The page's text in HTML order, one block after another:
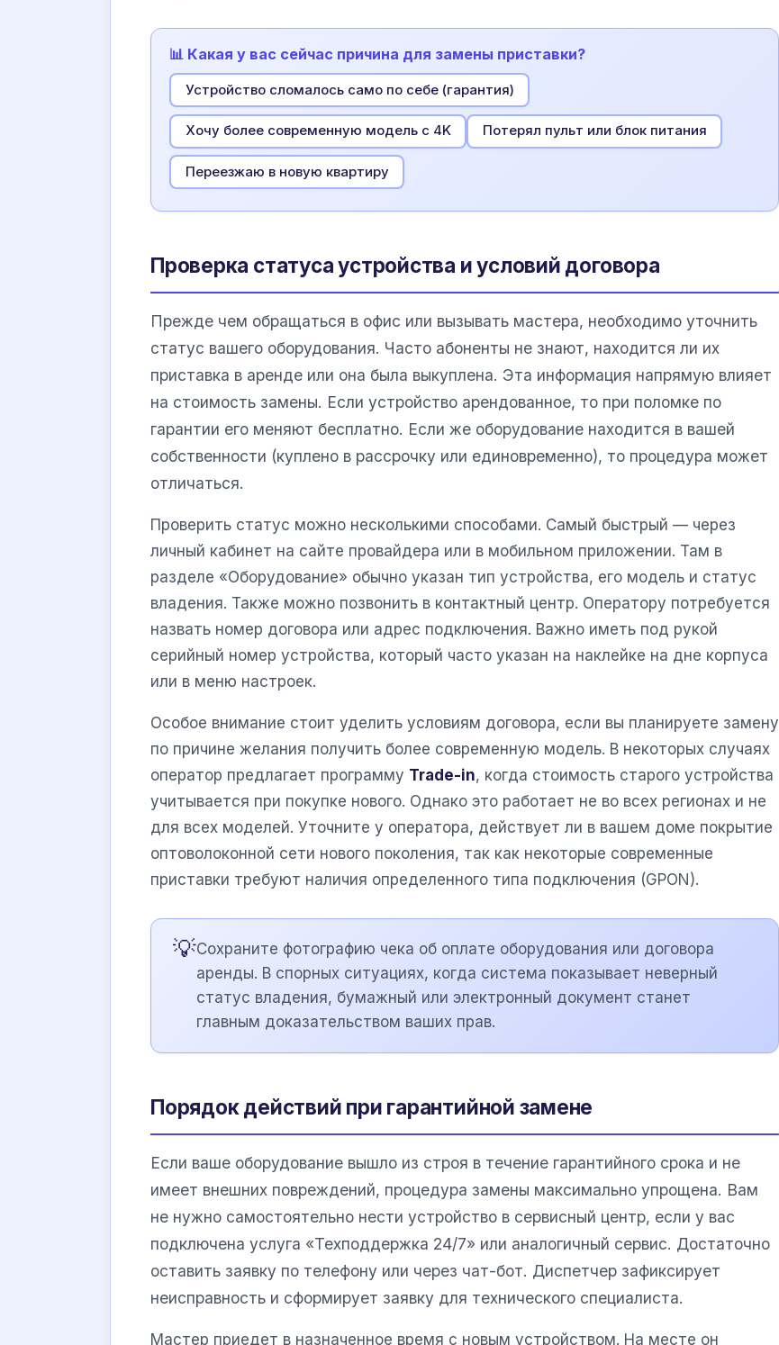
📊 Какая у вас сейчас причина для замены приставки?
Устройство сломалось само по себе (гарантия)
Хочу более современную модель с 4K Потерял пульт или блок питания
Переезжаю в новую квартиру
Проверка статуса устройства и условий договора
Прежде чем обращаться в офис или вызывать мастера, необходимо уточнить
статус вашего оборудования. Часто абоненты не знают, находится ли их
приставка в аренде или она была выкуплена. Эта информация напрямую влияет
на стоимость замены. Если устройство арендованное, то при поломке по
гарантии его меняют бесплатно. Если же оборудование находится в вашей
собственности (куплено в рассрочку или единовременно), то процедура может
отличаться.
Проверить статус можно несколькими способами. Самый быстрый — через
личный кабинет на сайте провайдера или в мобильном приложении. Там в
разделе «Оборудование» обычно указан тип устройства, его модель и статус
владения. Также можно позвонить в контактный центр. Оператору потребуется
назвать номер договора или адрес подключения. Важно иметь под рукой
серийный номер устройства, который часто указан на наклейке на дне корпуса
или в меню настроек.
Особое внимание стоит уделить условиям договора, если вы планируете замену
по причине желания получить более современную модель. В некоторых случаях
оператор предлагает программу Trade-in, когда стоимость старого устройства
учитывается при покупке нового. Однако это работает не во всех регионах и не
для всех моделей. Уточните у оператора, действует ли в вашем доме покрытие
оптоволоконной сети нового поколения, так как некоторые современные
приставки требуют наличия определенного типа подключения (GPON).
💡Сохраните фотографию чека об оплате оборудования или договора
аренды. В спорных ситуациях, когда система показывает неверный
статус владения, бумажный или электронный документ станет
главным доказательством ваших прав.
Порядок действий при гарантийной замене
Если ваше оборудование вышло из строя в течение гарантийного срока и не
имеет внешних повреждений, процедура замены максимально упрощена. Вам
не нужно самостоятельно нести устройство в сервисный центр, если у вас
подключена услуга «Техподдержка 24/7» или аналогичный сервис. Достаточно
оставить заявку по телефону или через чат-бот. Диспетчер зафиксирует
неисправность и сформирует заявку для технического специалиста.
Мастер приедет в назначенное время с новым устройством. На месте он